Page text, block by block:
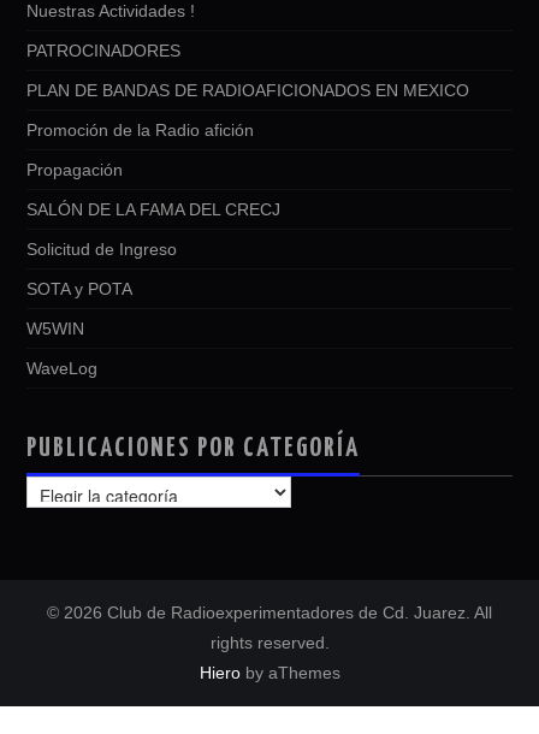
Nuestras Actividades !
PATROCINADORES
PLAN DE BANDAS DE RADIOAFICIONADOS EN MEXICO
Promoción de la Radio afición
Propagación
SALÓN DE LA FAMA DEL CRECJ
Solicitud de Ingreso
SOTA y POTA
W5WIN
WaveLog
PUBLICACIONES POR CATEGORÍA
PUBLICACIONES
POR
© 2026 Club de Radioexperimentadores de Cd. Juarez. All
rights reserved.
Hieroby aThemes